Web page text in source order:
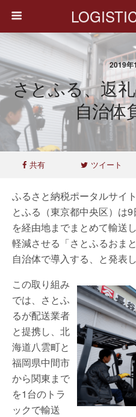
2019年
さとふる、返
自治体
共有 ツイート
ふるさと納税ポータルサイ
とふる（東京都中央区）は
を経由地までまとめて輸送
軽減させる「さとふるおま
自治体で導入する、と発表し
この取り組み
では、さとふ
るが配送業者
と提携し、北
海道八雲町と
福岡県中間市
から関東まで
を1台のトラ
ックで輸送